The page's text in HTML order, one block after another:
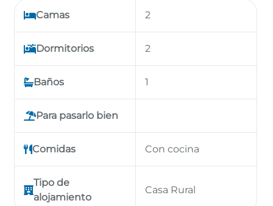
Camas 2
Dormitorios 2
Baños 1
Para pasarlo bien
Comidas Con cocina
Tipo de
alojamiento
Casa Rural